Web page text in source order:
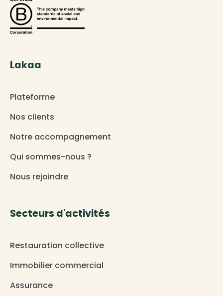
Lakaa
Plateforme
Nos clients
Notre accompagnement
Qui sommes-nous ?
Nous rejoindre
Secteurs d'activités
Restauration collective
Immobilier commercial
Assurance